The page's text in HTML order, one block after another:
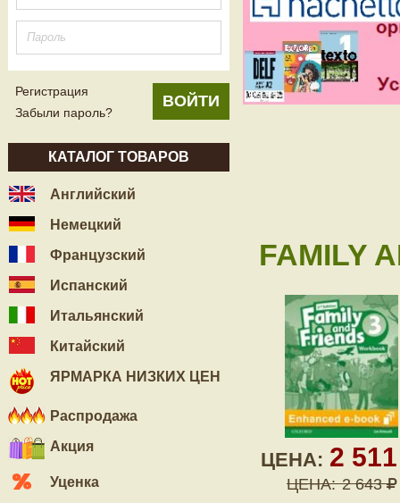
Регистрация
Забыли пароль?
КАТАЛОГ ТОВАРОВ
Английский
Немецкий
Французский
Испанский
Итальянский
Китайский
ЯРМАРКА НИЗКИХ ЦЕН
Распродажа
Акция
Уценка
FAMILY
ЦЕНА: 2
ЦЕНА: 2 643